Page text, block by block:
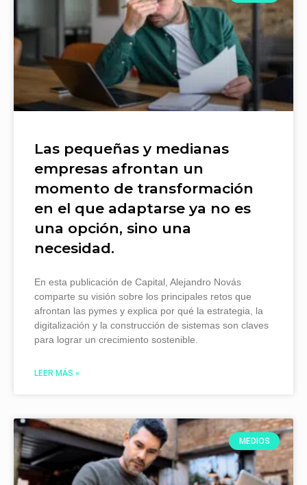
Las pequeñas y medianas
empresas afrontan un
momento de transformación
en el que adaptarse ya no es
una opción, sino una
necesidad.
En esta publicación de Capital, Alejandro Novás
comparte su visión sobre los principales retos que
afrontan las pymes y explica por qué la estrategia, la
digitalización y la construcción de sistemas son claves
para lograr un crecimiento sostenible.
LEER MÁS »
MEDIOS